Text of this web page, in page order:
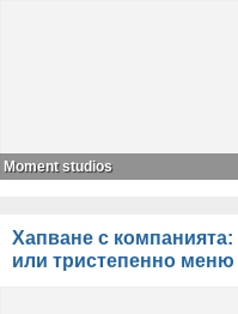
Moment studios
Хапване с
или тристепенно